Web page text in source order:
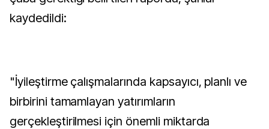
kaydedildi:
"İyileştirme çalışmalarında kapsayıcı, planlı ve
birbirini tamamlayan yatırımların
gerçekleştirilmesi için önemli miktarda